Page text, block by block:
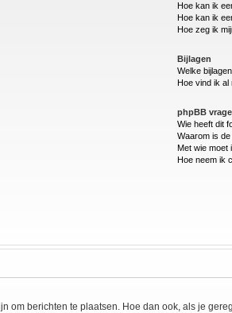
Hoe kan ik
Hoe kan ik
Hoe zeg ik
Bijlagen
Welke
Hoe vind ik al
phpBB
Wie heeft dit
Waarom is
Met wie moet
Hoe neem ik
om berichten te plaatsen. Hoe dan ook, als je